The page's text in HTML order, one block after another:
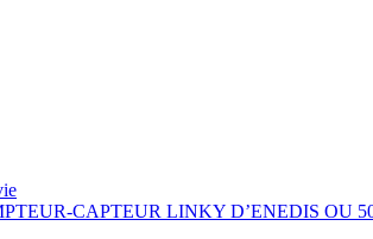
CAPTEUR LINKY D’ENEDIS OU